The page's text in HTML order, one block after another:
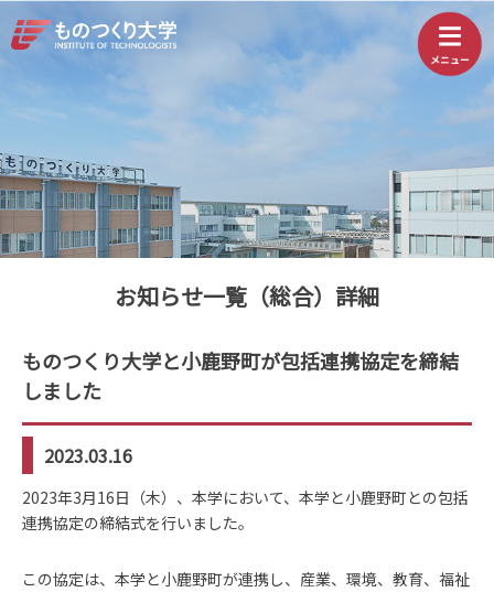
お知らせ一覧（総合）詳細
ものつくり大学と小鹿野町が包括連携協定を締結
しました
2023.03.16
2023年3月16日（木）、本学において、本学と小鹿野町との包括
連携協定の締結式を行いました。
この協定は、本学と小鹿野町が連携し、産業、環境、教育、福祉